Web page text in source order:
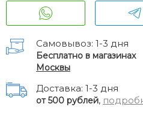
Самовывоз: 1-3 дня
Бесплатно в магазинах
Москвы
Доставка: 1-3 дня
от 500 рублей,